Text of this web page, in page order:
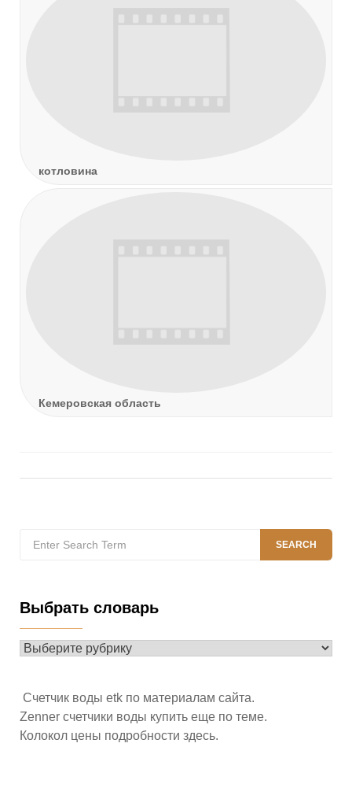
котловина
Кемеровская область
for:
SEARCH
Выбрать словарь
Выбрать
Счетчик воды etk по материалам сайта.
Zenner счетчики воды купить еще по теме.
Колокол цены подробности здесь.